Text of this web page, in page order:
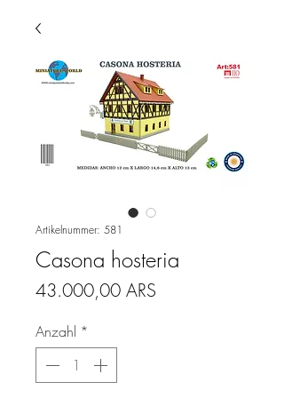
Artikelnummer: 581
Casona hosteria
43.000,00 ARS
Anzahl *